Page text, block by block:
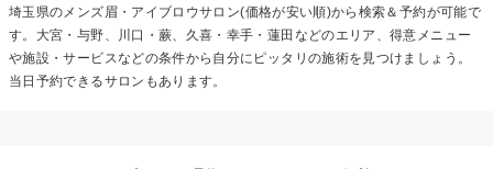
埼玉県の メンズ眉・アイブロウサロン(価格が安い順)から検索＆予約が可能で
す。大宮・与野、川口・蕨、久喜・幸手・蓮田などのエリア、得意メニュー
や施設・サービスなどの条件から自分にピッタリの施術を見つけましょう。
当日予約できるサロンもあります。